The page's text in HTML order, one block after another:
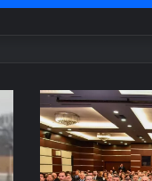
TUSAŞ
şehitlerinin
isimleri
projelerle
yaşatılacak